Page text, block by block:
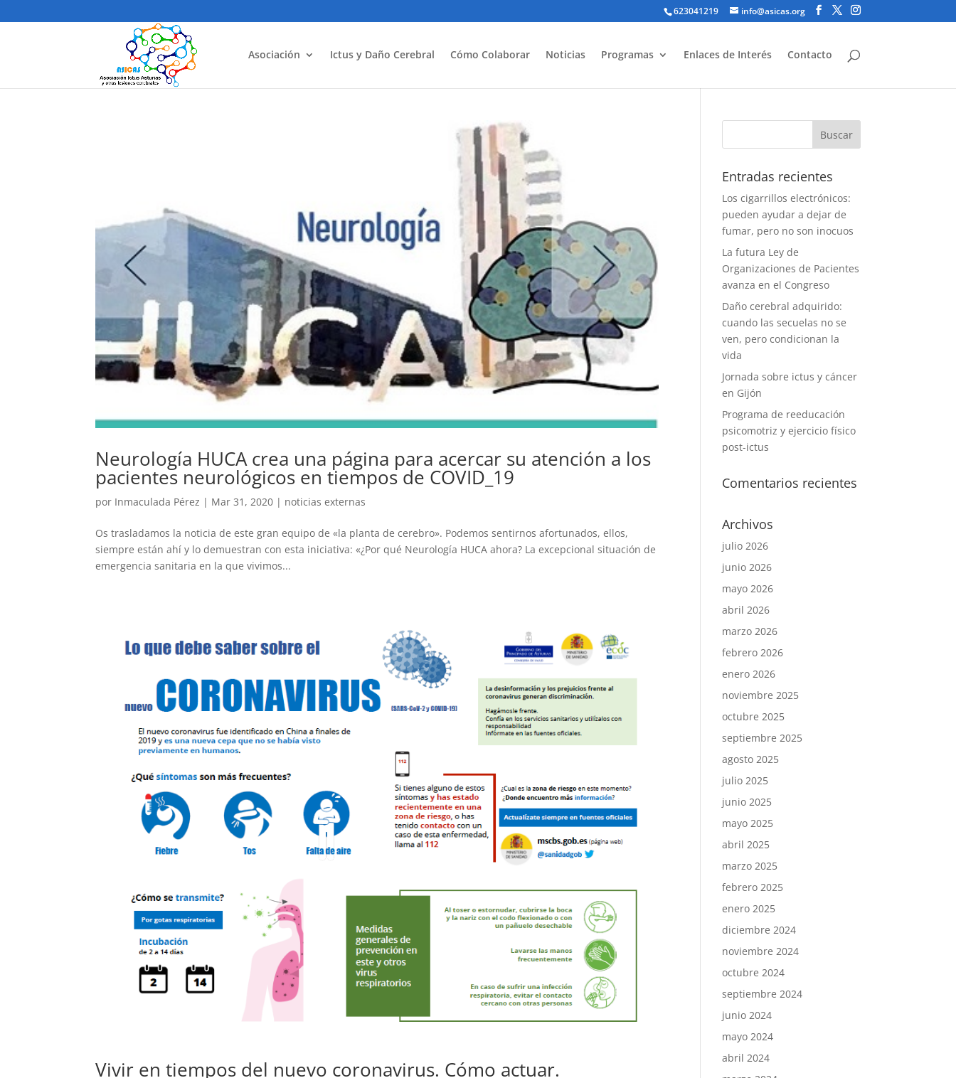
623041219 info@asicas.org
Asociación Ictus y Daño Cerebral Cómo Colaborar Noticias Programas Enlaces de Interés Contacto
Neurología HUCA crea una página para acercar su atención a los
pacientes neurológicos en tiempos de COVID_19
por Inmaculada Pérez | Mar 31, 2020 | noticias externas
Os trasladamos la noticia de este gran equipo de «la planta de cerebro». Podemos sentirnos afortunados, ellos,
siempre están ahí y lo demuestran con esta iniciativa: «¿Por qué Neurología HUCA ahora? La excepcional situación de
emergencia sanitaria en la que vivimos...
Vivir en tiempos del nuevo coronavirus. Cómo actuar.
Entradas recientes
Los cigarrillos electrónicos:
pueden ayudar a dejar de
fumar, pero no son inocuos
La futura Ley de
Organizaciones de Pacientes
avanza en el Congreso
Daño cerebral adquirido:
cuando las secuelas no se
ven, pero condicionan la
vida
Jornada sobre ictus y cáncer
en Gijón
Programa de reeducación
psicomotriz y ejercicio físico
post-ictus
Comentarios recientes
Archivos
julio 2026
junio 2026
mayo 2026
abril 2026
marzo 2026
febrero 2026
enero 2026
noviembre 2025
octubre 2025
septiembre 2025
agosto 2025
julio 2025
junio 2025
mayo 2025
abril 2025
marzo 2025
febrero 2025
enero 2025
diciembre 2024
noviembre 2024
octubre 2024
septiembre 2024
junio 2024
mayo 2024
abril 2024